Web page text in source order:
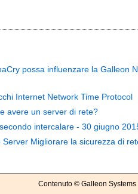
possa influenzare la Galleon
Internet Network Time Protocol
avere un server di rete?
intercalare - 30 giugno
Migliorare la sicurezza di
Contenuto © Galleon Systems